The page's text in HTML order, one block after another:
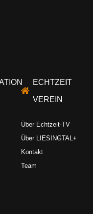
ECHTZEIT
VEREIN
Über Echtzeit-TV
Über LIESINGTAL+
Kontakt
Team